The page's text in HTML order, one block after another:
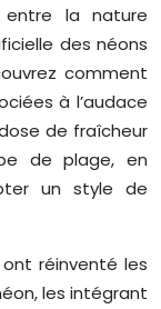
entre la nature
des néons
comment
à l’audace
de fraîcheur
de plage, en
un style de
réinventé les
les intégrant